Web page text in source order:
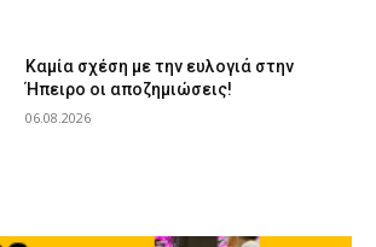
Καμία σχέση με την ευλογιά στην
Ήπειρο οι αποζημιώσεις!
06.08.2026